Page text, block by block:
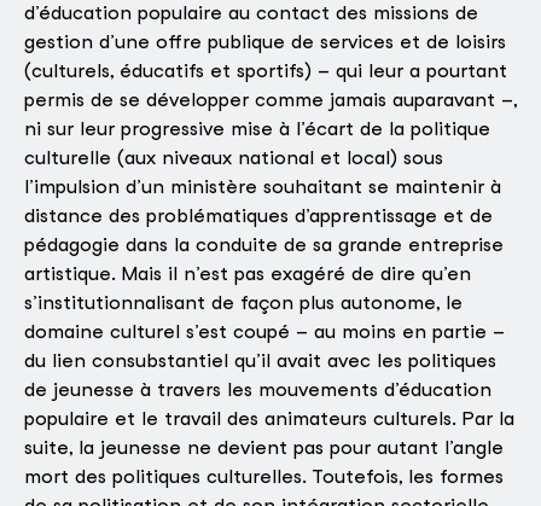
d’éducation populaire au contact des missions de
gestion d’une offre publique de services et de loisirs
(culturels, éducatifs et sportifs) – qui leur a pourtant
permis de se développer comme jamais auparavant –,
ni sur leur progressive mise à l’écart de la politique
culturelle (aux niveaux national et local) sous
l’impulsion d’un ministère souhaitant se maintenir à
distance des problématiques d’apprentissage et de
pédagogie dans la conduite de sa grande entreprise
artistique. Mais il n’est pas exagéré de dire qu’en
s’institutionnalisant de façon plus autonome, le
domaine culturel s’est coupé – au moins en partie –
du lien consubstantiel qu’il avait avec les politiques
de jeunesse à travers les mouvements d’éducation
populaire et le travail des animateurs culturels. Par la
suite, la jeunesse ne devient pas pour autant l’angle
mort des politiques culturelles. Toutefois, les formes